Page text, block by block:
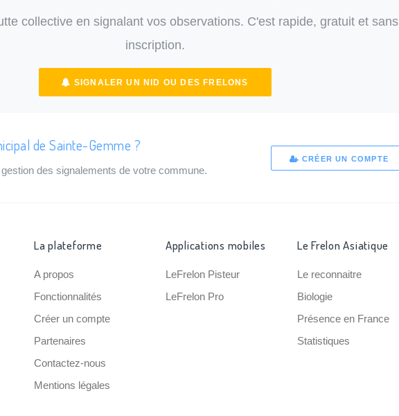
collective en signalant vos observations. C'est rapide, gratuit et sans
inscription.
SIGNALER UN NID OU DES FRELONS
de Sainte-Gemme ?
des signalements de votre commune.
CRÉER UN COMPTE
La plateforme
A propos
Fonctionnalités
Créer un compte
Partenaires
Contactez-nous
Mentions légales
Applications mobiles
LeFrelon Pisteur
LeFrelon Pro
Le Frelon Asiatique
Le reconnaitre
Biologie
Présence en France
Statistiques